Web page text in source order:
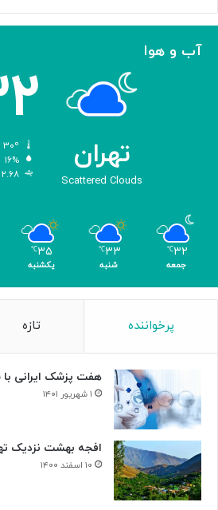
ی
کآب و هوا
تهران
Scattered Clouds
۱۶%
۲.۶۸ کیلومتر/ساعت
۳۲℃
جمعه
۳۳℃
شنبه
۳۵℃
یکشنبه
پرخواننده تازه
هفت پزشک ایرانی
۱ شهریور ۱۴۰۱
افجه بهشت نزدیک
۱۰ اسفند ۱۴۰۰